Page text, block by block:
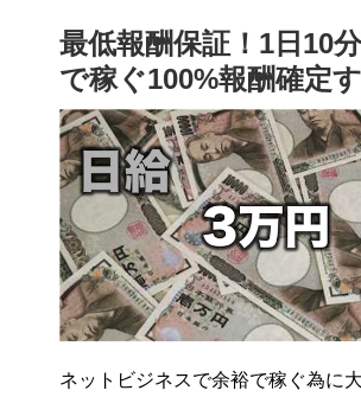
最低報酬保証！1日10
で稼ぐ100%報酬確定
ネットビジネスで余裕で稼ぐ為に